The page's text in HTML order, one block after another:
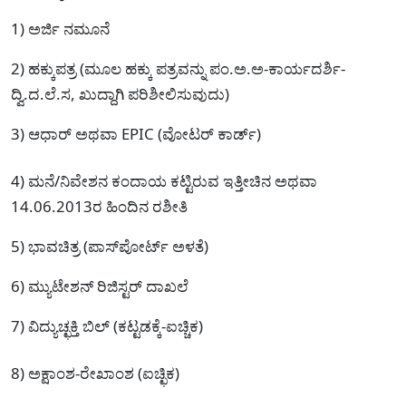
1) ಅರ್ಜಿ ನಮೂನೆ
2) ಹಕ್ಕುಪತ್ರ (ಮೂಲ ಹಕ್ಕು ಪತ್ರವನ್ನು ಪಂ.ಅ.ಅ-ಕಾರ್ಯದರ್ಶಿ-
ದ್ವಿ.ದ.ಲೆ.ಸ, ಖುದ್ದಾಗಿ ಪರಿಶೀಲಿಸುವುದು)
3) ಆಧಾರ್ ಅಥವಾ EPIC (ವೋಟರ್ ಕಾರ್ಡ್)
4) ಮನೆ/ನಿವೇಶನ ಕಂದಾಯ ಕಟ್ಟಿರುವ ಇತ್ತೀಚಿನ ಅಥವಾ
14.06.2013ರ ಹಿಂದಿನ ರಶೀತಿ
5) ಭಾವಚಿತ್ರ (ಪಾಸ್‌ಪೋರ್ಟ್ ಅಳತೆ)
6) ಮ್ಯುಟೇಶನ್ ರಿಜಿಸ್ಟರ್ ದಾಖಲೆ
7) ವಿದ್ಯುಚ್ಛಕ್ತಿ ಬಿಲ್ (ಕಟ್ಟಡಕ್ಕೆ-ಐಚ್ಚಿಕ)
8) ಅಕ್ಷಾಂಶ-ರೇಖಾಂಶ (ಐಚ್ಛಿಕ)